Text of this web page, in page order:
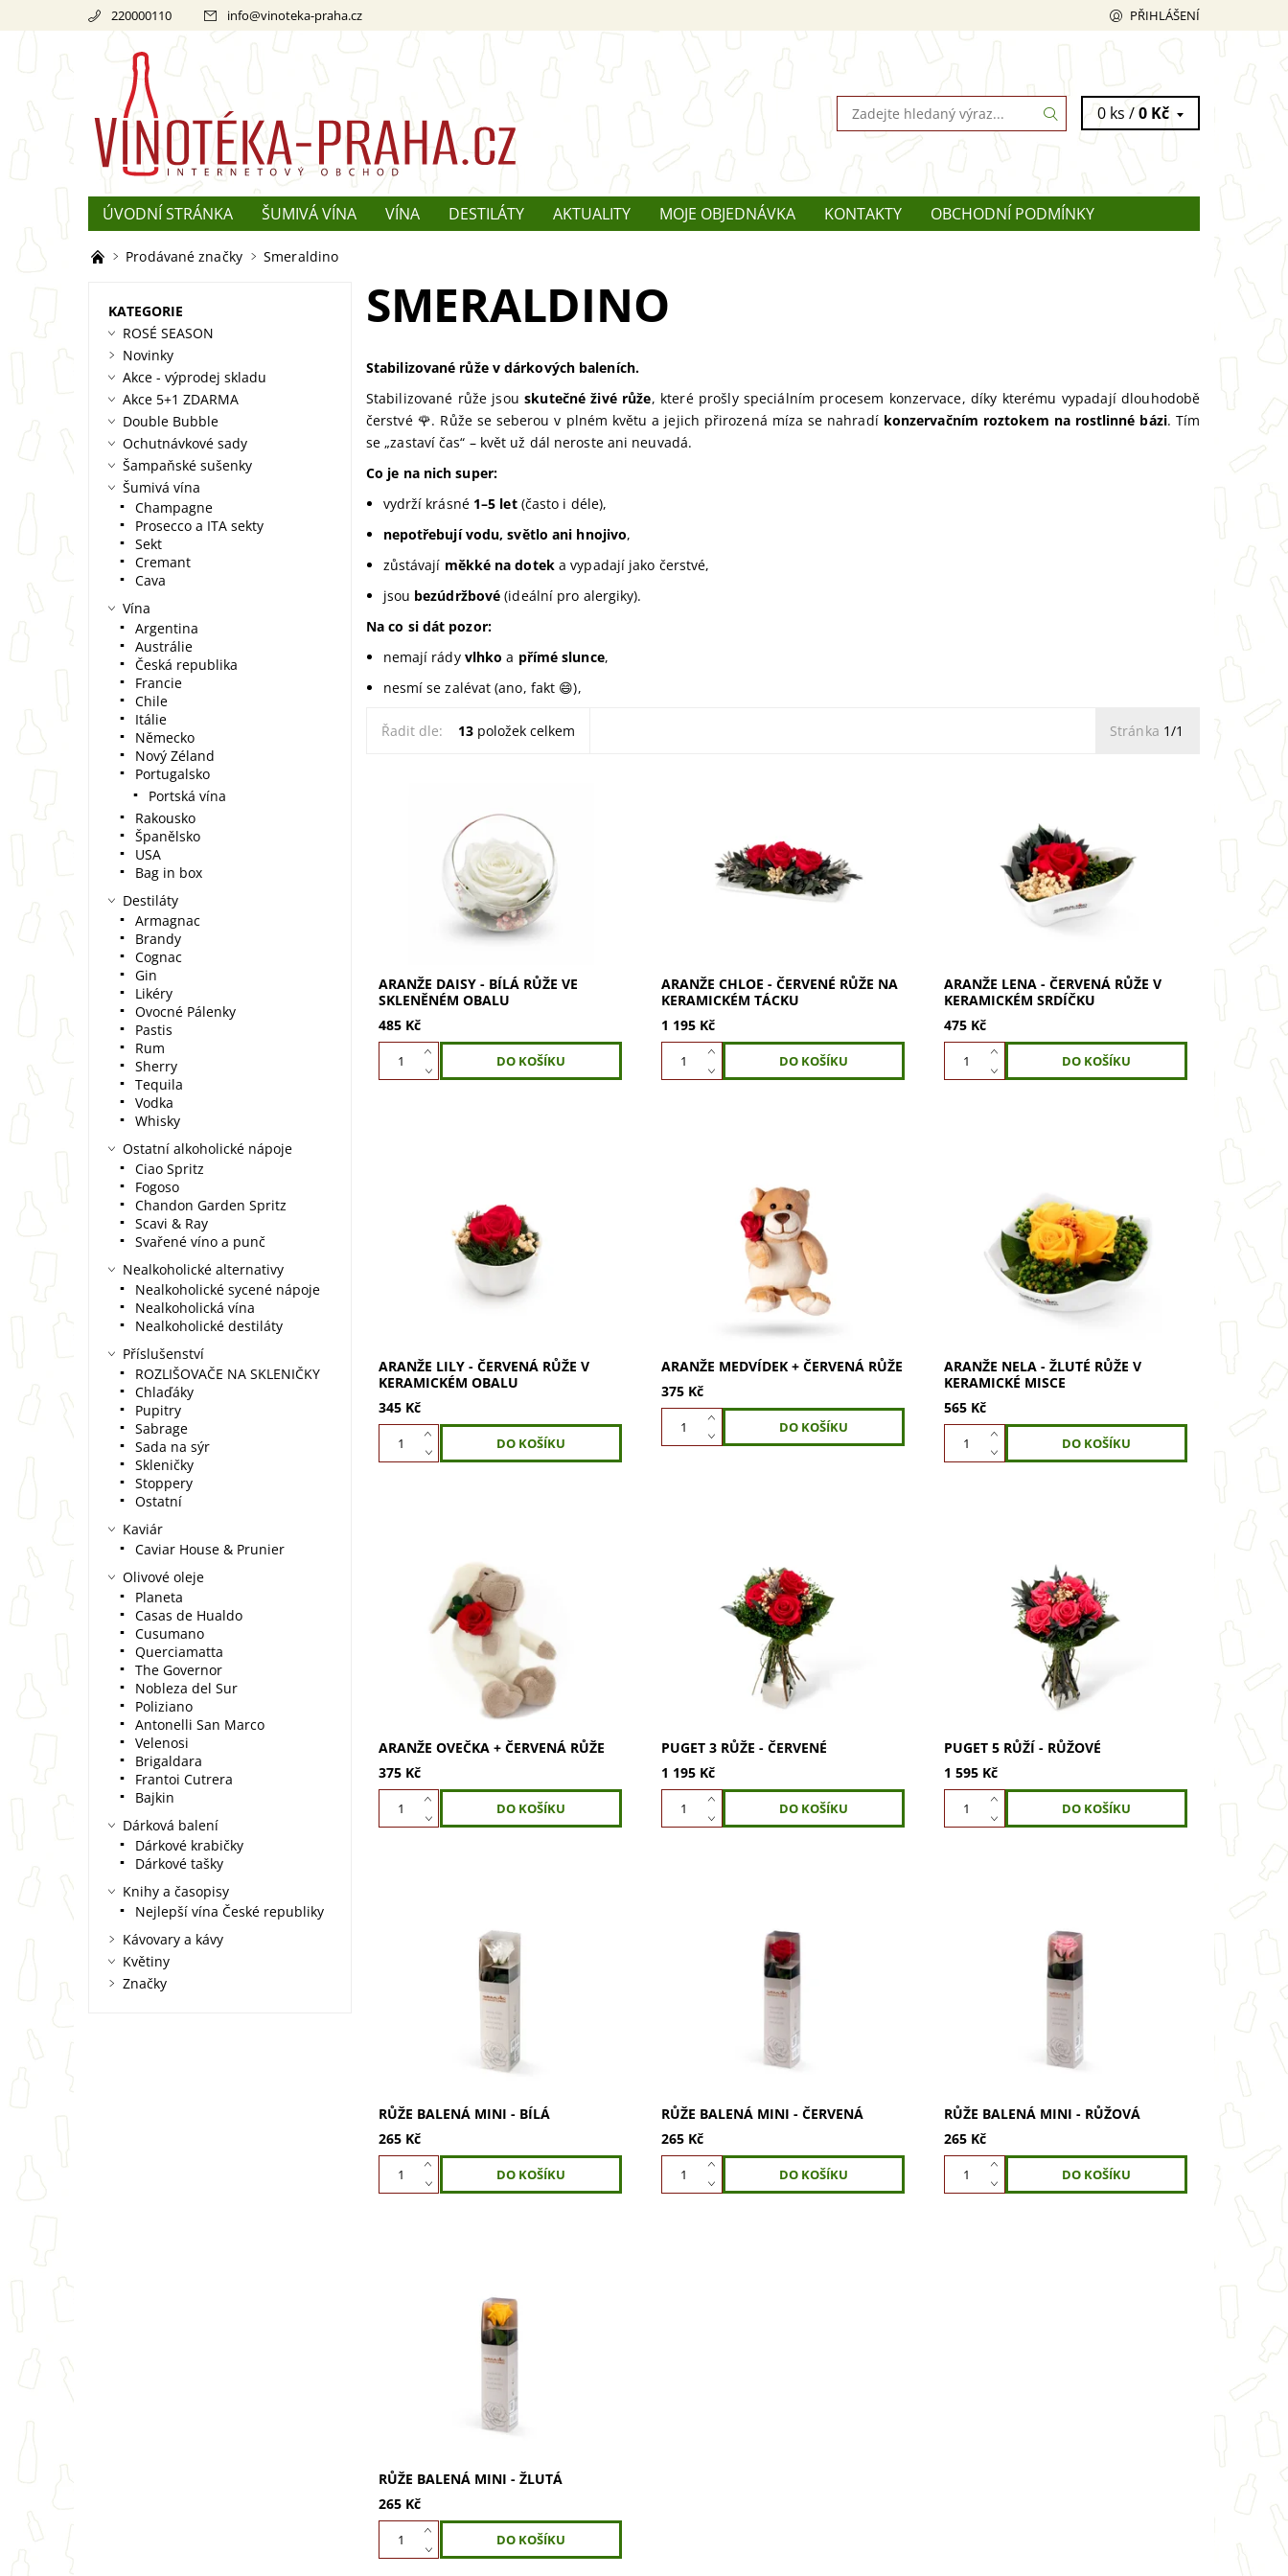
220000110 info@vinoteka-praha.cz PŘIHLÁŠENÍ
0 ks /0 Kč
ÚVODNÍ STRÁNKA ŠUMIVÁ VÍNA VÍNA DESTILÁTY AKTUALITY MOJE OBJEDNÁVKA KONTAKTY
OBCHODNÍ PODMÍNKY
REKLAMACE
O ŠAMPAŇSKÉM
Prodávané značky Smeraldino
SMERALDINO
Stabilizované růže v dárkových baleních.
Stabilizované růže jsouskutečné živé růže, které prošly speciálním procesem konzervace, díky kterému vypadají dlouhodobě
čerstvé 🌹. Růže se seberou v plném květu a jejich přirozená míza se nahradí konzervačním roztokem na rostlinné bázi. Tím
se „zastaví čas“ – květ už dál neroste ani neuvadá.
Co je na nich super:
vydrží krásné 1–5 let(často i déle),
nepotřebují vodu, světlo ani hnojivo,
zůstávají měkké na doteka vypadají jako čerstvé,
jsou bezúdržbové (ideální pro alergiky).
Na co si dát pozor:
nemají rády vlhko a přímé slunce,
nesmí se zalévat (ano, fakt 😄),
Řadit dle: 13položek celkem Stránka 1/1
Darujte aranži bílé růže ve
skleněném obalu / kouli. Jedná se o
aranži stabilizované bílé růže v
dárkové krabičce. Vydrží věčně bez
ARANŽE DAISY - BÍLÁ RŮŽE VE
SKLENĚNÉM OBALU
485 Kč
stabilizovaných červených růží v
dárkové krabičce. Vydrží věčně bez
ARANŽE CHLOE - ČERVENÉ RŮŽE NA
KERAMICKÉM TÁCKU
1 195 Kč
keramickém srdíčku. Jedná se o
aranži stabilizované červené růže v
dárkové krabičce. Vydrží věčně bez
ARANŽE LENA - ČERVENÁ RŮŽE V
KERAMICKÉM SRDÍČKU
475 Kč
Darujte aranži červené růže v
keramickém obalu / květináčku. Jedná
se o aranži stabilizované červené
růže v dárkové krabičce. Vydrží věčně
ARANŽE LILY - ČERVENÁ RŮŽE V
KERAMICKÉM OBALU
345 Kč
Darujte aranži medvídka s červenou
růží v dárkové krabičce. Jedná se o
aranži stabilizované červené růže,
kterou drží ovečka, zabalenou v
ARANŽE MEDVÍDEK + ČERVENÁ RŮŽE
375 Kč
Darujte aranži žlutých růží v
keramické misce. Jedná se o aranži
stabilizovaných žlutých růží v dárkové
krabičce. Vydrží věčně bez vody,
nevyžadují...
ARANŽE NELA - ŽLUTÉ RŮŽE V
KERAMICKÉ MISCE
565 Kč
Darujte aranži ovečky s červenou růží
v dárkové krabičce. Jedná se o aranži
stabilizované červené růže, kterou
drží ovečka, zabalenou v dárkové...
ARANŽE OVEČKA + ČERVENÁ RŮŽE
375 Kč
Darujte kytici růži balenou v dárkové
krabičce - stabilizované červené růže.
Vydrží věčně bez vody, nevyžadují
údržbu. Perfektní dekorace do bytu
PUGET 3 RŮŽE - ČERVENÉ
1 195 Kč
Darujte kytici pěti růži balenou v
dárkové krabičce - stabilizované
růžové růže. Vydrží věčně bez vody,
nevyžadují údržbu. Perfektní
PUGET 5 RŮŽÍ - RŮŽOVÉ
1 595 Kč
Darujte růži balenou Mini,
stabilizovanou bílou růži. Vydrží
věčně bez vody, nevyžaduje údržbu.
Perfektní dekorace do bytu i
RŮŽE BALENÁ MINI - BÍLÁ
265 Kč
Darujte růži balenou Mini,
stabilizovanou červenou růži. Vydrží
věčně bez vody, nevyžaduje údržbu.
Perfektní dekorace do bytu i
kanceláře. Dokonalý...
RŮŽE BALENÁ MINI - ČERVENÁ
265 Kč
Darujte růži balenou Mini,
stabilizovanou růžovou růži. Vydrží
věčně bez vody, nevyžaduje údržbu.
Perfektní dekorace do bytu i
RŮŽE BALENÁ MINI - RŮŽOVÁ
265 Kč
Darujte růži balenou Mini,
stabilizovanou žlutou růži. Vydrží
věčně bez vody, nevyžaduje údržbu.
Perfektní dekorace do bytu i
RŮŽE BALENÁ MINI - ŽLUTÁ
265 Kč
KATEGORIE
ROSÉ SEASON
Novinky
Akce - výprodej skladu
Akce 5+1 ZDARMA
Double Bubble
Ochutnávkové sady
Šampaňské sušenky
Šumivá vína
Champagne
Prosecco a ITA sekty
Sekt
Cremant
Cava
Vína
Argentina
Austrálie
Česká republika
Francie
Chile
Itálie
Německo
Nový Zéland
Portugalsko
Portská vína
Rakousko
Španělsko
USA
Bag in box
Destiláty
Armagnac
Brandy
Cognac
Gin
Likéry
Ovocné Pálenky
Pastis
Rum
Sherry
Tequila
Vodka
Whisky
Ostatní alkoholické nápoje
Ciao Spritz
Fogoso
Chandon Garden Spritz
Scavi & Ray
Svařené víno a punč
Nealkoholické alternativy
Nealkoholické sycené nápoje
Nealkoholická vína
Nealkoholické destiláty
Příslušenství
ROZLIŠOVAČE NA SKLENIČKY
Chlaďáky
Pupitry
Sabrage
Sada na sýr
Skleničky
Stoppery
Ostatní
Kaviár
Caviar House & Prunier
Olivové oleje
Planeta
Casas de Hualdo
Cusumano
Querciamatta
The Governor
Nobleza del Sur
Poliziano
Antonelli San Marco
Velenosi
Brigaldara
Frantoi Cutrera
Bajkin
Dárková balení
Dárkové krabičky
Dárkové tašky
Knihy a časopisy
Nejlepší vína České republiky
Kávovary a kávy
Květiny
Značky